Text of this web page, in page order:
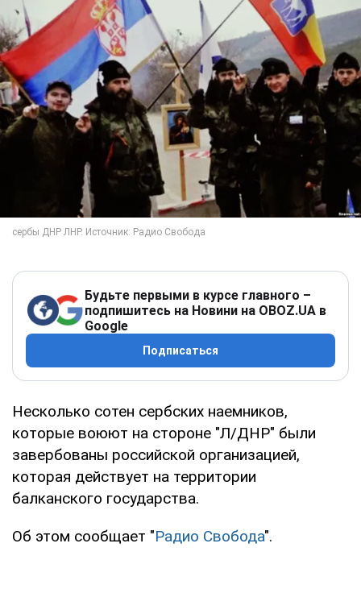
Будьте первыми в курсе главного –
подпишитесь на Новини на OBOZ.UA в
Google
Подписаться
Несколько сотен сербских наемников,
которые воюют на стороне "Л/ДНР" были
завербованы российской организацией,
которая действует на территории
балканского государства.
Об этом сообщает "Радио Свобода".